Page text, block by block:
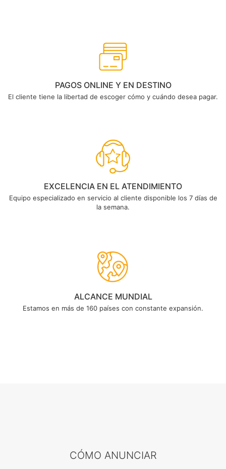
PAGOS ONLINE Y EN DESTINO
El cliente tiene la libertad de escoger cómo y cuándo desea pagar.
EXCELENCIA EN EL ATENDIMIENTO
Equipo especializado en servicio al cliente disponible los 7 días de
la semana.
ALCANCE MUNDIAL
Estamos en más de 160 países con constante expansión.
CÓMO ANUNCIAR